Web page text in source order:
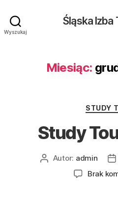
Wyszukaj
Śląska Izba
Miesiąc:
STUDY
Study
AutorAutor: admin
Brak